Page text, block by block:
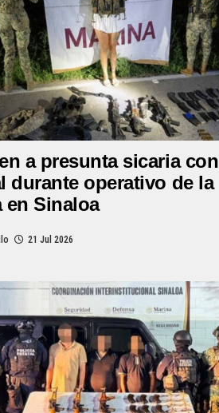
a presunta sicaria con
durante operativo de la
en Sinaloa
21 Jul 2026